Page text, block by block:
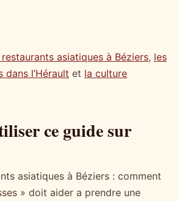
asiatiques à Béziers, les
dans l’Hérault et la culture
ce guide sur
asiatiques à Béziers : comment
» doit aider a prendre une